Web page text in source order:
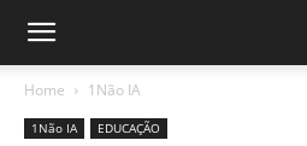
Home 1Não IA
1Não IA EDUCAÇÃO